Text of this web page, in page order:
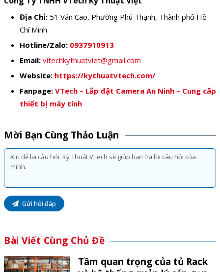
Địa Chỉ: 51 Văn Cao, Phường Phú Thạnh, Thành phố Hồ
Chí Minh
Hotline/Zalo: 0937910913
Email: vitechkythuatviet@gmail.com
Website: https://kythuatvtech.com/
Fanpage: VTech – Lắp đặt Camera An Ninh – Cung cấp
thiết bị máy tính
Mời Bạn Cùng Thảo Luận
Gửi hỏi đáp
Bài Viết Cùng Chủ Đề
Tầm quan trọng của tủ Rack